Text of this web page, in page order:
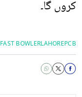
کروں گا۔
PCB
LAHORE
BOWLER